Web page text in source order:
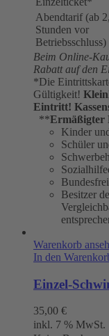
Abendtarif (ab
Stunden vor
Betriebsschluss)
Beim Online-
Rabatt auf den
*Die
Gültigkeit!
Eintritt!
**
Kinder
Schüler
Besitzer
Warenkorb
In den
Einzel-
35,00 €
inkl. 7 % MwSt.